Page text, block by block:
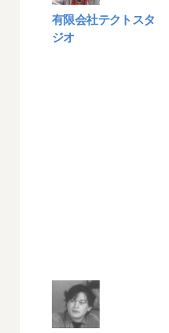
有限会社テクトスタ
ジオ